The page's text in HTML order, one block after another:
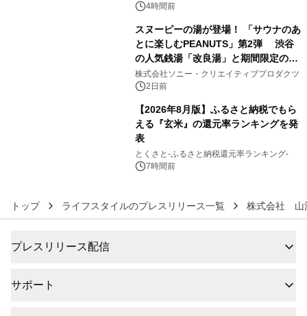
4時間前
スヌーピーの湯が登場！ 「サウナのあ
とに楽しむPEANUTS」第2弾 渋谷
の人気銭湯「改良湯」と期間限定のコ
ラボレーション サウナイキタイコラ
ボグッズも発売決定！
株式会社ソニー・クリエイティブプロダクツ
2日前
【2026年8月版】ふるさと納税でもら
える『玄米』の還元率ランキングを発
表
とくさと-ふるさと納税還元率ランキング-
7時間前
トップ ライフスタイルのプレスリリース一覧 株式会社 山
プレスリリース配信
サポート